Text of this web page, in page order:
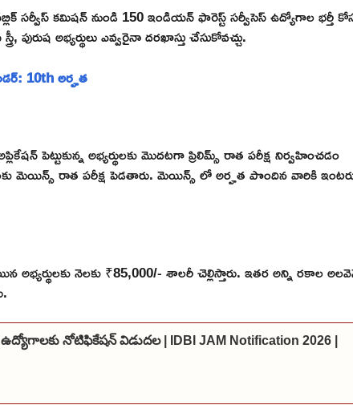
సర్వీస్ కమిషన్ నుండి 150 ఇండియన్ ఫారెస్ట్ సర్వీసెస్ ఉద్యోగాల భర్తీ
అభ్యర్థులు ఎవ్వరైనా దరఖాస్తు చేసుకోవచ్చు.
10th అర్హత
పెట్టుకున్న అభ్యర్థులకు మొదటగా ప్రిలిమ్స్ రాత పరీక్ష నిర్వహించడం
మెయిన్స్ రాత పరీక్ష పెడతారు. మెయిన్స్ లో అర్హత పొందిన వారికి
నెలకు ₹85,000/- శాలరీ చెల్లిస్తారు. ఇతర అన్ని రకాల
నోటిఫికేషన్ విడుదల | IDBI JAM Notification 2026 |